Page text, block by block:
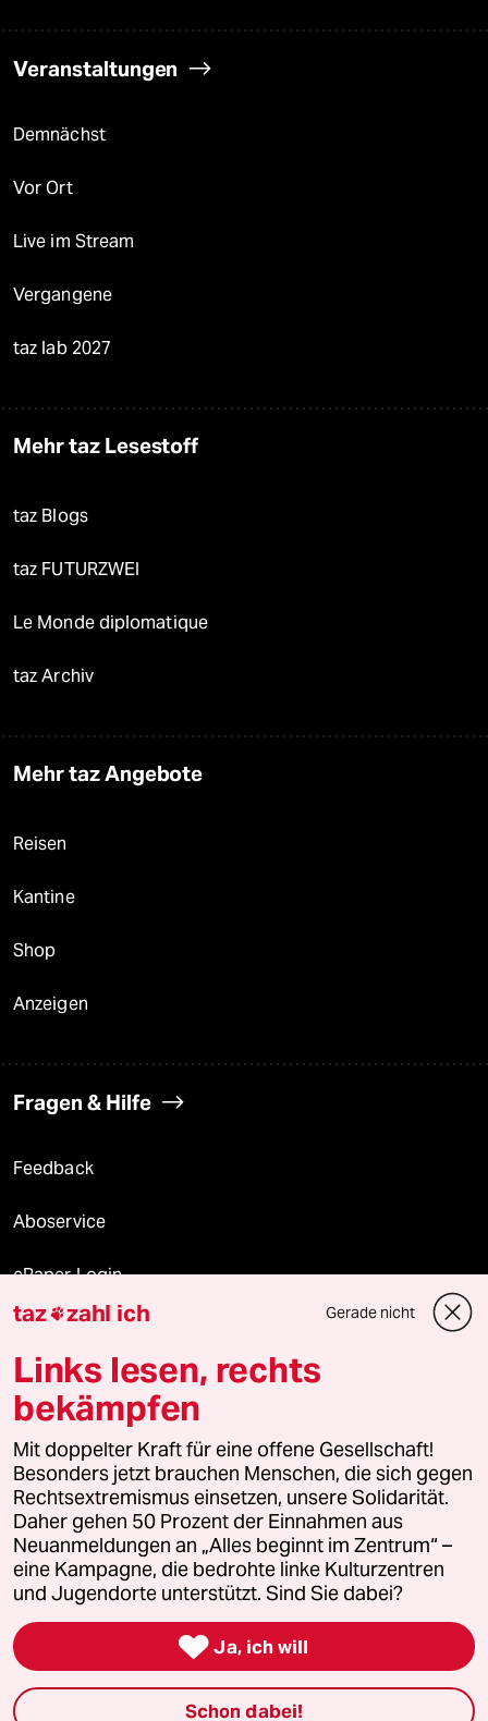
Veranstaltungen
Demnächst
Vor Ort
Live im Stream
Vergangene
taz lab 2027
Mehr taz Lesestoff
taz Blogs
taz FUTURZWEI
Le Monde diplomatique
taz Archiv
Mehr taz Angebote
Reisen
Kantine
Shop
Anzeigen
Fragen & Hilfe
Feedback
Aboservice
ePaper Login
Downloads für Abonnierende
© 2026 taz Verlags und Vertriebs GmbH
Alle Rechte vorbehalten. Bei rechtlichen Fragen oder für Genehmigungen
wenden Sie sich bitte an
lizenzen@taz.de
Feedback Redaktionsstatut Kommune-Richtlinien
Leitlinie Informant Datenschutz Impressum AGB
Seitenwende Einwilligungen widerrufen (Ads)
taz zahl ich Gerade nicht
Links lesen, rechts
bekämpfen
Mit doppelter Kraft für eine offene Gesellschaft!
Besonders jetzt brauchen Menschen, die sich gegen
Rechtsextremismus einsetzen, unsere Solidarität.
Daher gehen 50 Prozent der Einnahmen aus
Neuanmeldungen an „Alles beginnt im Zentrum“ –
eine Kampagne, die bedrohte linke Kulturzentren
und Jugendorte unterstützt. Sind Sie dabei?
 Ja, ich will
Schon dabei!